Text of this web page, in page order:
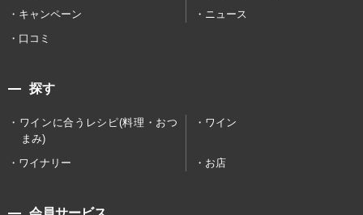
キャンペーン
ニュース
口コミ
探す
ワインに合うレシピ(料理・おつ
まみ)
ワイン
ワイナリー お店